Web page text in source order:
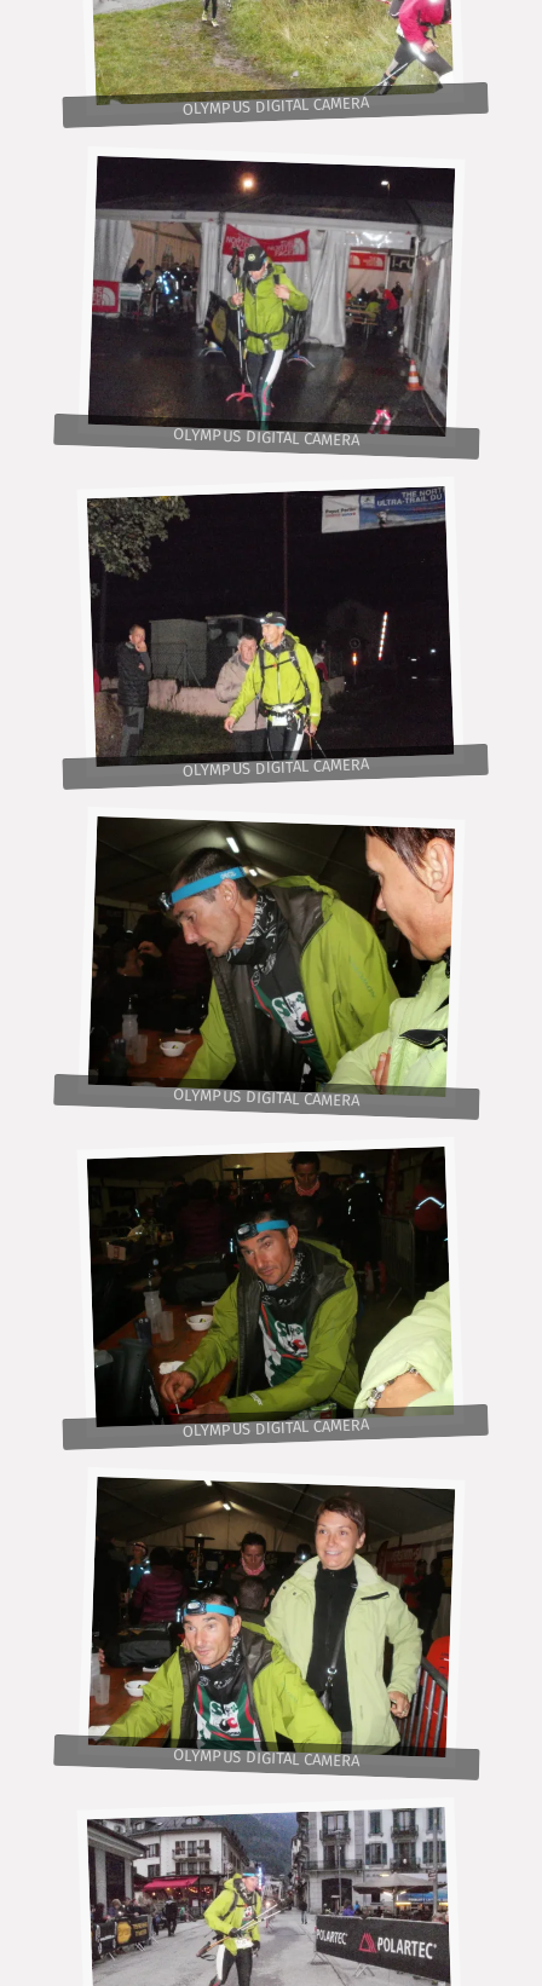
OLYMPUS DIGITAL CAMERA
OLYMPUS DIGITAL CAMERA
OLYMPUS DIGITAL CAMERA
OLYMPUS DIGITAL CAMERA
OLYMPUS DIGITAL CAMERA
OLYMPUS DIGITAL CAMERA